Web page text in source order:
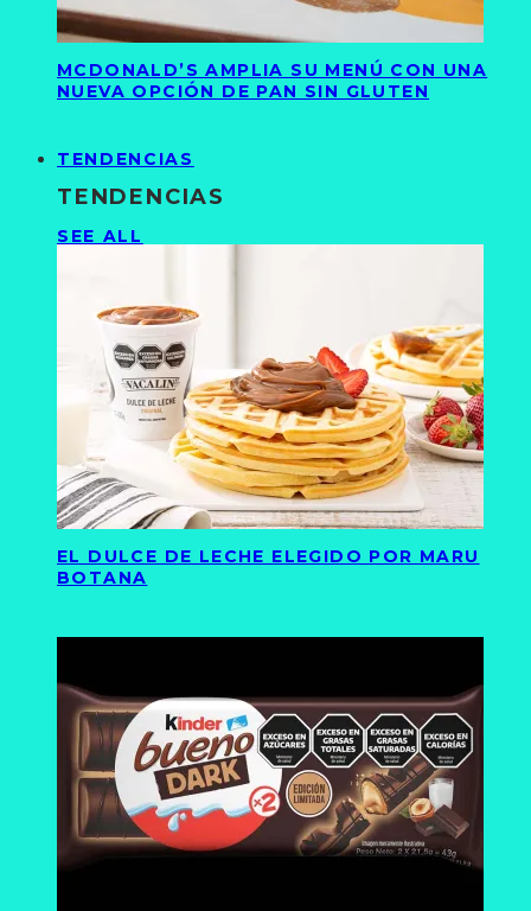
MCDONALD’S AMPLIA SU MENÚ CON UNA
NUEVA OPCIÓN DE PAN SIN GLUTEN
TENDENCIAS
TENDENCIAS
SEE ALL
EL DULCE DE LECHE ELEGIDO POR MARU
BOTANA